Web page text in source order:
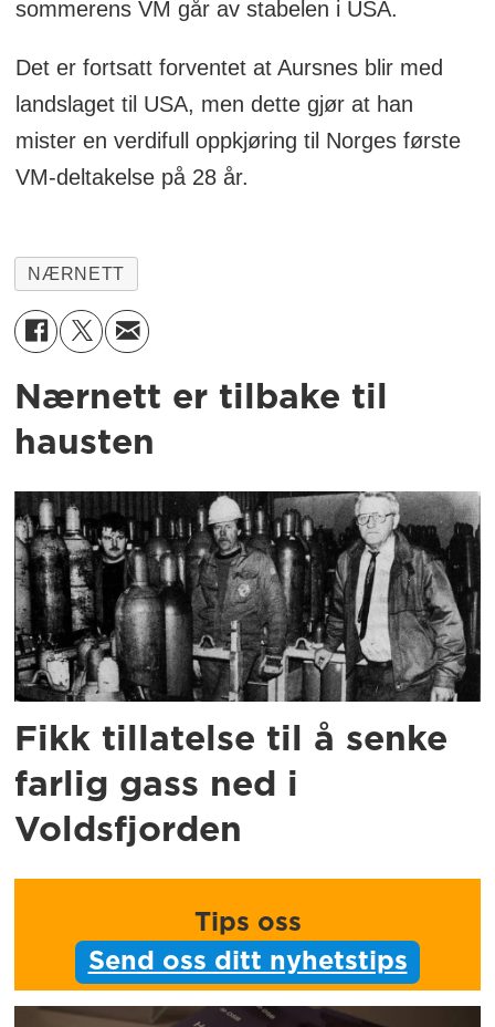
sommerens VM går av stabelen i USA.
Det er fortsatt forventet at Aursnes blir med
landslaget til USA, men dette gjør at han
mister en verdifull oppkjøring til Norges første
VM-deltakelse på 28 år.
NÆRNETT
Nærnett er tilbake til
hausten
Fikk tillatelse til å senke
farlig gass ned i
Voldsfjorden
Tips oss
Send oss ditt nyhetstips